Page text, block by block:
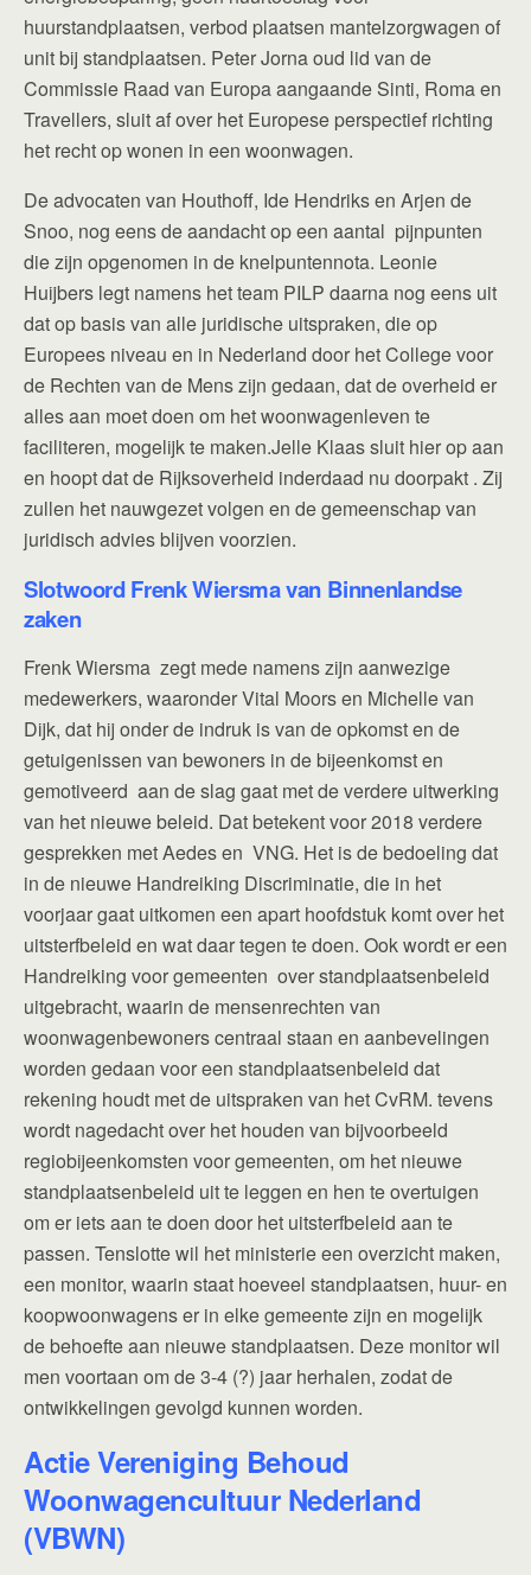
huurstandplaatsen, verbod plaatsen mantelzorgwagen of
unit bij standplaatsen. Peter Jorna oud lid van de
Commissie Raad van Europa aangaande Sinti, Roma en
Travellers, sluit af over het Europese perspectief richting
het recht op wonen in een woonwagen.
De advocaten van Houthoff, Ide Hendriks en Arjen de
Snoo, nog eens de aandacht op een aantal pijnpunten
die zijn opgenomen in de knelpuntennota. Leonie
Huijbers legt namens het team PILP daarna nog eens uit
dat op basis van alle juridische uitspraken, die op
Europees niveau en in Nederland door het College voor
de Rechten van de Mens zijn gedaan, dat de overheid er
alles aan moet doen om het woonwagenleven te
faciliteren, mogelijk te maken.Jelle Klaas sluit hier op aan
en hoopt dat de Rijksoverheid inderdaad nu doorpakt . Zij
zullen het nauwgezet volgen en de gemeenschap van
juridisch advies blijven voorzien.
Slotwoord Frenk Wiersma van Binnenlandse
zaken
Frenk Wiersma zegt mede namens zijn aanwezige
medewerkers, waaronder Vital Moors en Michelle van
Dijk, dat hij onder de indruk is van de opkomst en de
getuigenissen van bewoners in de bijeenkomst en
gemotiveerd aan de slag gaat met de verdere uitwerking
van het nieuwe beleid. Dat betekent voor 2018 verdere
gesprekken met Aedes en VNG. Het is de bedoeling dat
in de nieuwe Handreiking Discriminatie, die in het
voorjaar gaat uitkomen een apart hoofdstuk komt over het
uitsterfbeleid en wat daar tegen te doen. Ook wordt er een
Handreiking voor gemeenten over standplaatsenbeleid
uitgebracht, waarin de mensenrechten van
woonwagenbewoners centraal staan en aanbevelingen
worden gedaan voor een standplaatsenbeleid dat
rekening houdt met de uitspraken van het CvRM. tevens
wordt nagedacht over het houden van bijvoorbeeld
regiobijeenkomsten voor gemeenten, om het nieuwe
standplaatsenbeleid uit te leggen en hen te overtuigen
om er iets aan te doen door het uitsterfbeleid aan te
passen. Tenslotte wil het ministerie een overzicht maken,
een monitor, waarin staat hoeveel standplaatsen, huur- en
koopwoonwagens er in elke gemeente zijn en mogelijk
de behoefte aan nieuwe standplaatsen. Deze monitor wil
men voortaan om de 3-4 (?) jaar herhalen, zodat de
ontwikkelingen gevolgd kunnen worden.
Actie Vereniging Behoud
Woonwagencultuur Nederland
(VBWN)